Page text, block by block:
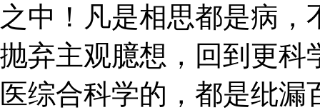
之中！凡是相思都是病
抛弃主观臆想，回到更科
医综合科学的，都是纰